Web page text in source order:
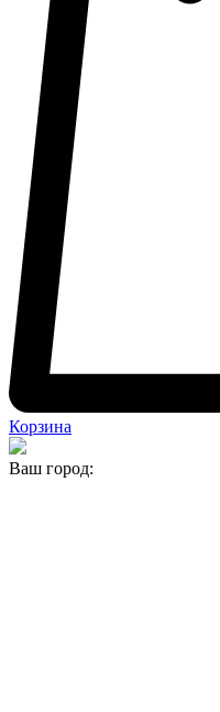
Корзина
Ваш город: